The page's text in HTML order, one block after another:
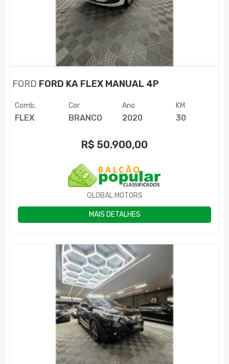
FORD FORD KA FLEX MANUAL 4P
Comb.
FLEX
Cor
BRANCO
Ano
2020
KM
30
R$ 50.900,00
GLOBAL MOTORS
MAIS DETALHES